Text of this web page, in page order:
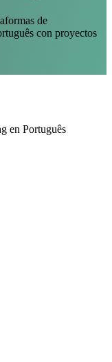
de
con proyectos
en Português